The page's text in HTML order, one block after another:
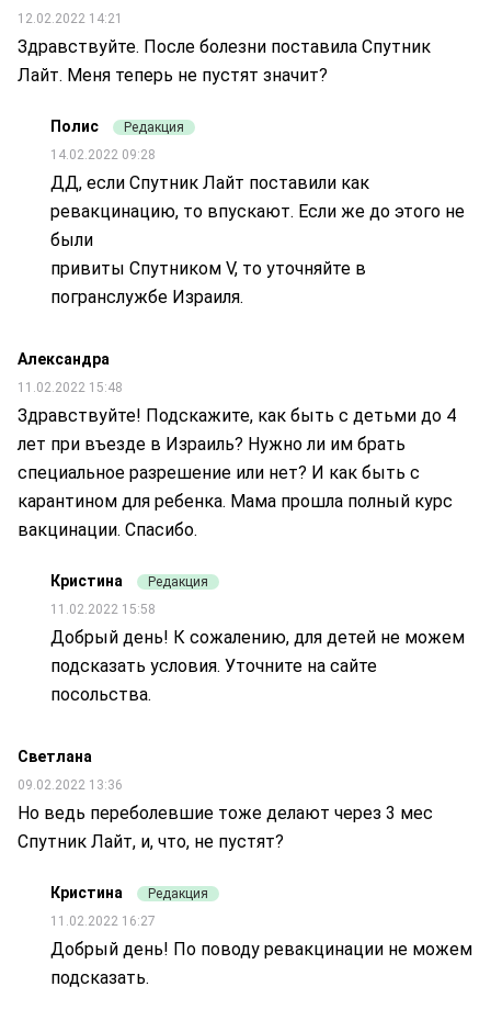
12.02.2022 14:21
Здравствуйте. После болезни поставила Спутник
Лайт. Меня теперь не пустят значит?
Полис
Редакция
14.02.2022 09:28
ДД, если Спутник Лайт поставили как
ревакцинацию, то впускают. Если же до этого не
были
привиты Спутником V, то уточняйте в
погранслужбе Израиля.
Александра
11.02.2022 15:48
Здравствуйте! Подскажите, как быть с детьми до 4
лет при въезде в Израиль? Нужно ли им брать
специальное разрешение или нет? И как быть с
карантином для ребенка. Мама прошла полный курс
вакцинации. Спасибо.
Кристина
Редакция
11.02.2022 15:58
Добрый день! К сожалению, для детей не можем
подсказать условия. Уточните на сайте
посольства.
Светлана
09.02.2022 13:36
Но ведь переболевшие тоже делают через 3 мес
Спутник Лайт, и, что, не пустят?
Кристина
Редакция
11.02.2022 16:27
Добрый день! По поводу ревакцинации не можем
подсказать.